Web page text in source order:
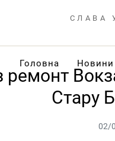
СЛАВА
Головна Новини
Стару
02/